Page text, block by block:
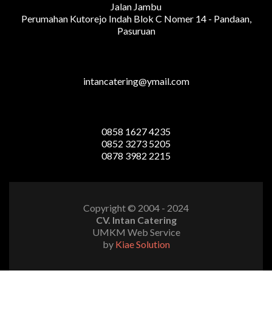
Jalan Jambu
Perumahan Kutorejo Indah Blok C Nomer 14 - Pandaan,
Pasuruan
intancatering@ymail.com
0858 1627 4235
0852 3273 5205
0878 3982 2215
Copyright © 2004 - 2024
CV. Intan Catering
UMKM Web Service
by Kiae Solution